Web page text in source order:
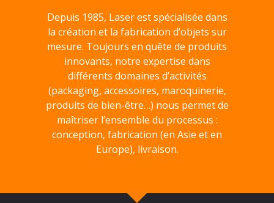
Depuis 1985, Laser est spécialisée dans
la création et la fabrication d’objets sur
mesure. Toujours en quête de produits
innovants, notre expertise dans
différents domaines d’activités
(packaging, accessoires, maroquinerie,
produits de bien-être…) nous permet de
maîtriser l’ensemble du processus :
conception, fabrication (en Asie et en
Europe), livraison.